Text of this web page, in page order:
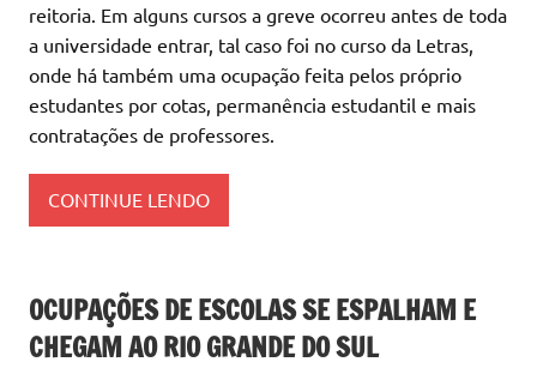
reitoria. Em alguns cursos a greve ocorreu antes de toda
a universidade entrar, tal caso foi no curso da Letras,
onde há também uma ocupação feita pelos próprio
estudantes por cotas, permanência estudantil e mais
contratações de professores.
CONTINUE LENDO
OCUPAÇÕES DE ESCOLAS SE ESPALHAM E
CHEGAM AO RIO GRANDE DO SUL